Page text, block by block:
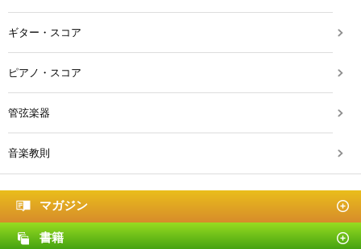
ギター・スコア
ピアノ・スコア
管弦楽器
音楽教則
マガジン
書籍